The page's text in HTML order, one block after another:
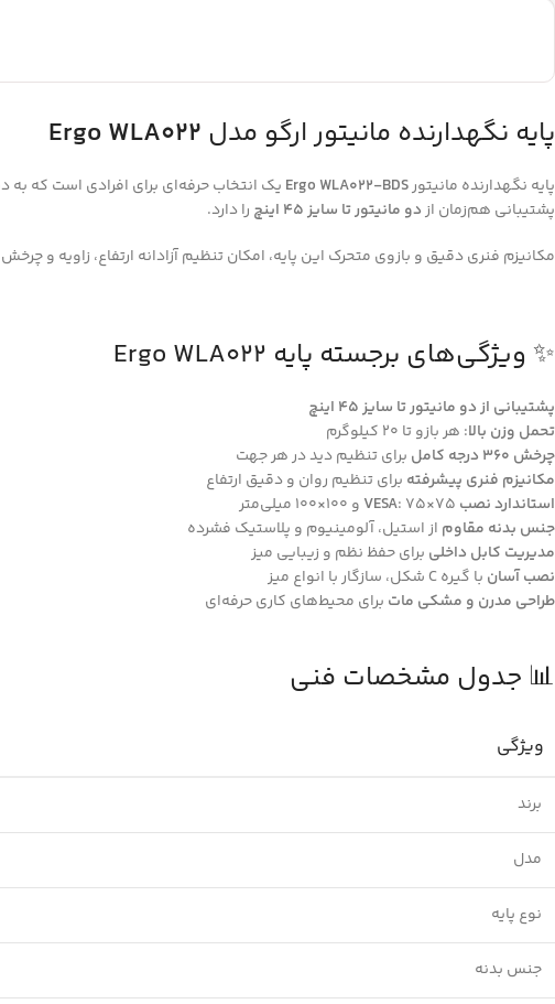
پایه نگهدارنده مانیتور ارگو مدل Ergo WLA022
پایه نگهدارنده مانیتورErgo WLA022-BDS یک انتخاب حرفه‌ای برای افرادی است که به
پشتیبانی هم‌زمان ازدو مانیتور تا سایز ۴۵ اینچ
را دارد.
مکانیزم فنری دقیق و بازوی متحرک این پایه، امکان تنظیم آزادانه ارتفاع، زاویه و
✨ ویژگی‌های برجسته پایه Ergo WLA022
پشتیبانی از دو مانیتور تا سایز ۴۵ اینچ
تحمل وزن بالا: هر بازو تا ۲۰ کیلوگرم
چرخش ۳۶۰ درجه کامل
برای تنظیم دید در هر جهت
مکانیزم فنری پیشرفته برای تنظیم روان و دقیق ارتفاع
استاندارد نصب VESA : ‎75×75‎ و ‎100×100‎ میلی‌متر
جنس بدنه مقاوم از استیل، آلومینیوم و پلاستیک فشرده
مدیریت کابل داخلی برای حفظ نظم و زیبایی میز
نصب آسان با گیره C شکل، سازگار با انواع میز
طراحی مدرن و مشکی مات برای محیط‌های کاری حرفه‌ای
📊 جدول مشخصات فنی
ویژگی
برند
مدل
نوع پایه
جنس بدنه